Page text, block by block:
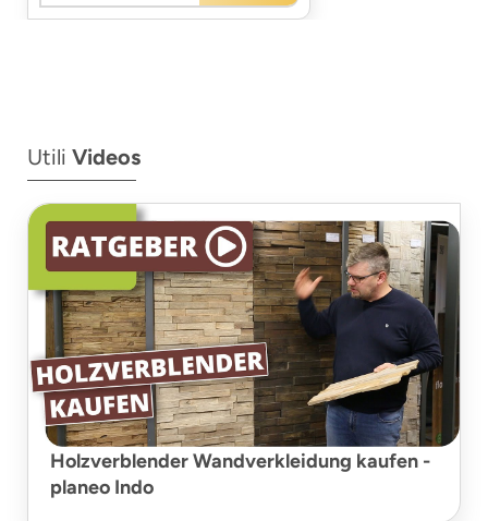
Utili Videos
Holzverblender Wandverkleidung kaufen -
planeo Indo